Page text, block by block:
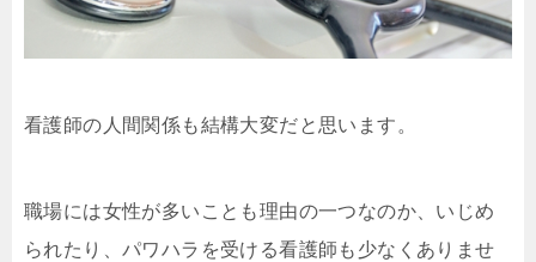
看護師の人間関係も結構大変だと思います。
職場には女性が多いことも理由の一つなのか、いじめ
られたり、パワハラを受ける看護師も少なくありませ